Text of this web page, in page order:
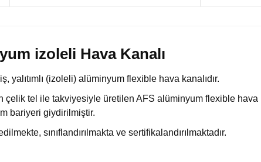
izoleli Hava Kanalı
(izoleli) alüminyum flexible hava kanalıdır.
tel ile takviyesiyle üretilen AFS alüminyum flexible hava
bariyeri giydirilmiştir.
sınıflandırılmakta ve sertifikalandırılmaktadır.